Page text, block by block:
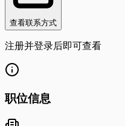
查看联系方式
注册并登录后即可查看
职位信息